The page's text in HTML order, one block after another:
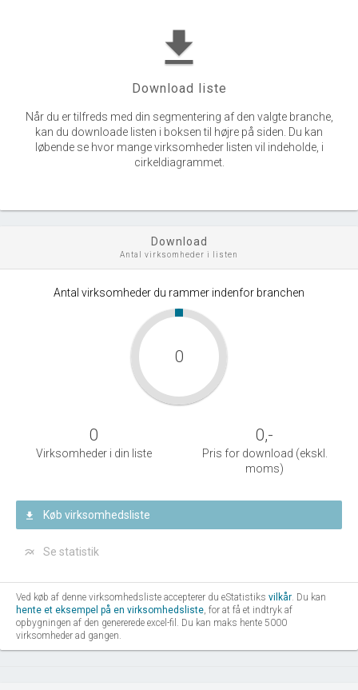
get_app
Download liste
Når du er tilfreds med din segmentering af den valgte branche,
kan du downloade listen i boksen til højre på siden. Du kan
løbende se hvor mange virksomheder listen vil indeholde, i
cirkeldiagrammet.
Download
Antal virksomheder i listen
Antal virksomheder du rammer indenfor branchen
0
0
Virksomheder i din liste
0,-
Pris for download (ekskl.
moms)
Køb virksomhedsliste
Se statistik
Ved køb af denne virksomhedsliste accepterer du eStatistiks vilkår. Du kan
hente et eksempel på en virksomhedsliste, for at få et indtryk af
opbygningen af den genererede excel-fil. Du kan maks hente 5000
virksomheder ad gangen.